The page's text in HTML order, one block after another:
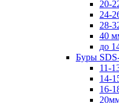
20-
24-
28-
40
до
Буры
11-
14-
16-